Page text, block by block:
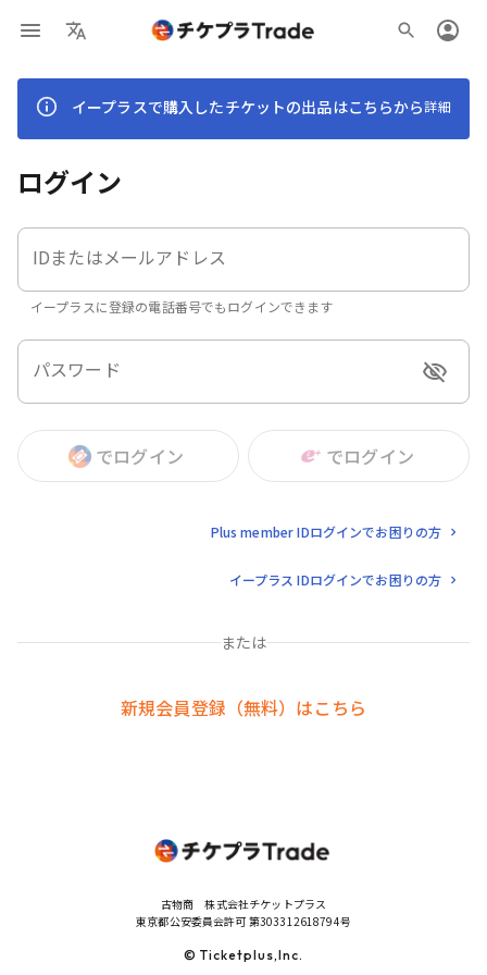
イープラスで購入したチケットの出品はこちらから詳細
ログイン
IDまたはメールアドレス
イープラスに登録の電話番号でもログインできます
パスワード
でログイン でログイン
Plus member IDログインでお困りの方
イープラス IDログインでお困りの方
または
新規会員登録（無料）はこちら
古物商 株式会社チケットプラス
東京都公安委員会許可 第303312618794号
© Ticketplus,Inc.